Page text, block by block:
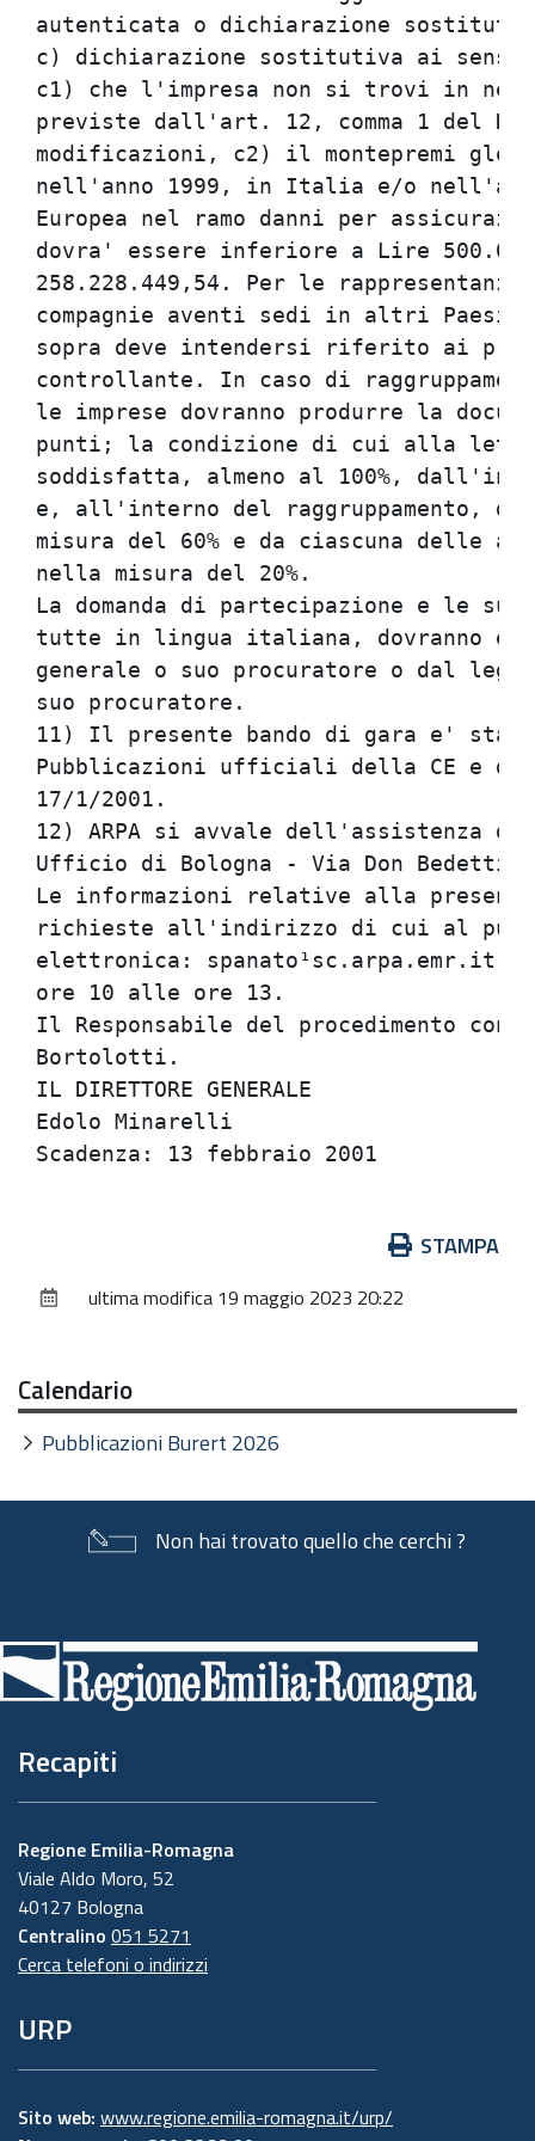
autenticata o
c) dichiarazione sostitutiva
c1) che l'impresa non si trovi
previste dall'art. 12, comma
modificazioni, c2) il
nell'anno 1999, in Italia e/o
Europea nel ramo danni per
dovra' essere inferiore a
258.228.449,54. Per le
compagnie aventi sedi in
sopra deve intendersi
controllante. In caso di
le imprese dovranno produrre
punti; la condizione di cui alla
soddisfatta, almeno al 100%,
e, all'interno del
misura del 60% e da ciascuna
nella
La domanda di
tutte in lingua italiana,
generale o suo procuratore o
suo
11) Il presente bando di
Pubblicazioni ufficiali della
17/
12) ARPA si avvale
Ufficio di Bologna -
Le informazioni relative alla
richieste all'indirizzo di cui
elettronica:
ore 10
Il Responsabile del
IL
Edolo
documento
STAMPA
ultima modifica 19 maggio 2023 20:22
Calendario
Pubblicazioni Burert 2026
Non hai trovato quello che cerchi ?
di
pagina
Recapiti
Regione Emilia-Romagna
Viale Aldo Moro, 52
40127 Bologna
Centralino 051 5271
Cerca telefoni o indirizzi
URP
Sito web: www.regione.emilia-romagna.it/urp/